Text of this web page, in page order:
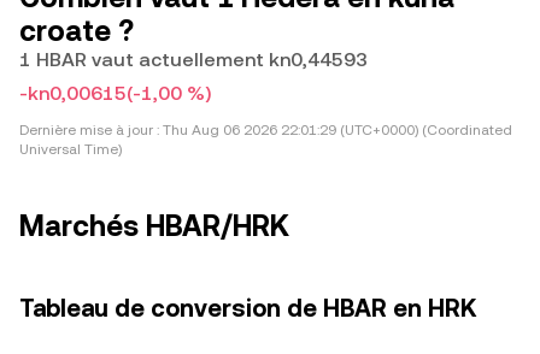
croate ?
1 HBAR vaut actuellement kn0,44593
-kn0,00615(-1,00 %)
Dernière mise à jour : Thu Aug 06 2026 22:01:29 (UTC+0000) (Coordinated
Universal Time)
Marchés HBAR/HRK
Tableau de conversion de HBAR en HRK